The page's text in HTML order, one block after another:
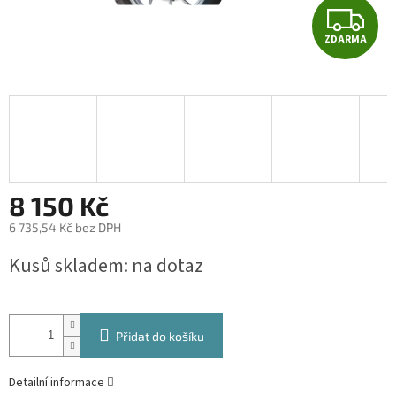
Z
D
A
ZDARMA
8 150 Kč
6 735,54 Kč bez DPH
cena:
Kusů skladem: na dotaz
Přidat do košíku
Detailní informace